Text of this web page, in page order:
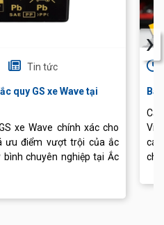
Tin tức
quy GS xe Wave tại
xe Wave chính xác cho
ưu điểm vượt trội của ắc
chuyên nghiệp tại Ắc
›